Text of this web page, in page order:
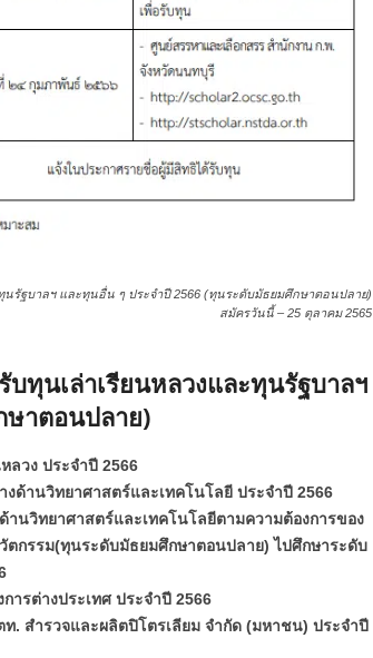
รัฐบาลฯ และทุนอื่น ๆ ประจำปี 2566 (ทุนระดับมัธยมศึกษาตอนปลาย)
สมัครวันนี้ – 25 ตุลาคม 2565
ทุนเล่าเรียนหลวงและทุนรัฐบาลฯ
าตอนปลาย)
ลวง ประจำปี 2566
ด้านวิทยาศาสตร์และเทคโนโลยี ประจำปี 2566
านวิทยาศาสตร์และเทคโนโลยีตามความต้องการของ
ตกรรม(ทุนระดับมัธยมศึกษาตอนปลาย) ไปศึกษาระดับ
ารต่างประเทศ ประจำปี 2566
. สำรวจและผลิตปิโตรเลียม จำกัด (มหาชน) ประจำปี